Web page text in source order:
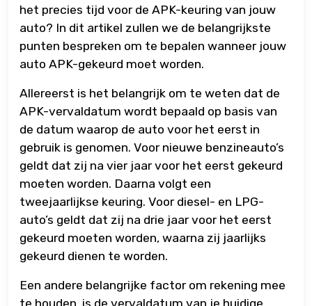
het precies tijd voor de APK-keuring van jouw
auto? In dit artikel zullen we de belangrijkste
punten bespreken om te bepalen wanneer jouw
auto APK-gekeurd moet worden.
Allereerst is het belangrijk om te weten dat de
APK-vervaldatum wordt bepaald op basis van
de datum waarop de auto voor het eerst in
gebruik is genomen. Voor nieuwe benzineauto’s
geldt dat zij na vier jaar voor het eerst gekeurd
moeten worden. Daarna volgt een
tweejaarlijkse keuring. Voor diesel- en LPG-
auto’s geldt dat zij na drie jaar voor het eerst
gekeurd moeten worden, waarna zij jaarlijks
gekeurd dienen te worden.
Een andere belangrijke factor om rekening mee